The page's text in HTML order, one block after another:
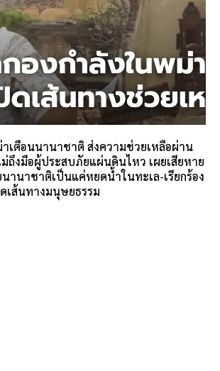
เตือนนานาชาติ ส่งความช่วยเหลือผ่าน
ถึงมือผู้ประสบภัยแผ่นดินไหว เผยเสียหาย
านาชาติเป็นแค่หยดน้ำในทะเล-เรียกร้อง
เส้นทางมนุษยธรรม